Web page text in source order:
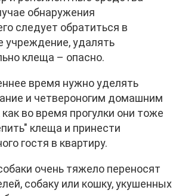
обнаружения
следует обратиться в
учреждение, удалять
клеща – опасно.
время нужно уделять
и четвероногим домашним
во время прогулки они тоже
клеща и принести
гостя в квартиру.
очень тяжело переносят
собаку или кошку, укушенных